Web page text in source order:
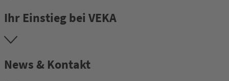
Ihr Einstieg bei VEKA
News & Kontakt